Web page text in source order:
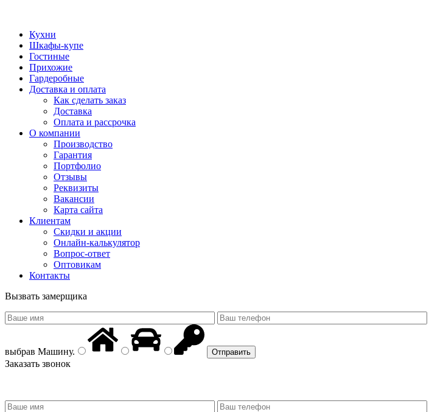
Кухни
Шкафы-купе
Гостиные
Прихожие
Гардеробные
Доставка и оплата
Как сделать заказ
Доставка
Оплата и рассрочка
О компании
Производство
Гарантия
Портфолио
Отзывы
Реквизиты
Вакансии
Карта сайта
Клиентам
Скидки и акции
Онлайн-калькулятор
Вопрос-ответ
Оптовикам
Контакты
Вызвать замерщика
выбрав Машину.
Заказать звонок